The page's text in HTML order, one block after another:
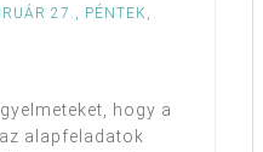
27., PÉNTEK,
hogy a
alapfeladatok